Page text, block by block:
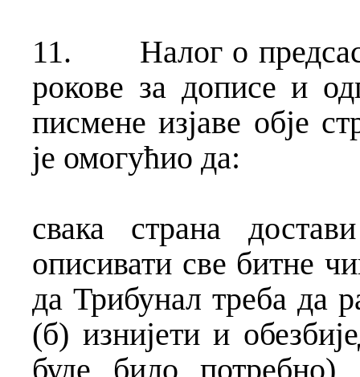
11.
Налог о
рокове за дописе и
писмене изјаве обје
је омогућио да:
свака страна
описивати све битне
да Трибунал треба да
(б) изнијети и
буде било